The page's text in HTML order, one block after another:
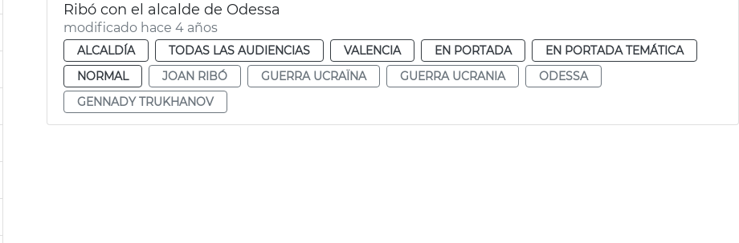
Ribó con el alcalde de Odessa
modificado hace 4 años
ALCALDÍA TODAS LAS AUDIENCIAS VALENCIA EN PORTADA
EN PORTADA TEMÁTICA
NORMAL
JOAN RIBÓ GUERRA UCRAÏNA GUERRA UCRANIA
ODESSA
GENNADY TRUKHANOV